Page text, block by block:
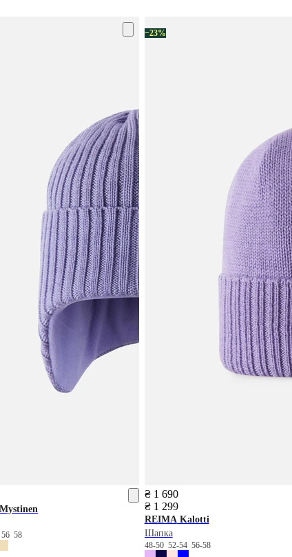
Mystinen
56 58
−23%
₴ 1 690
₴ 1 299
REIMA Kalotti
Шапка
48-50 52-54 56-58